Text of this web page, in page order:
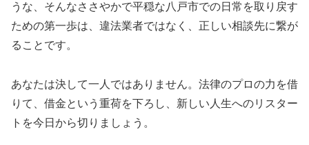
うな、そんなささやかで平穏な八戸市での日常を取り戻す
ための第一歩は、違法業者ではなく、正しい相談先に繋が
ることです。
あなたは決して一人ではありません。法律のプロの力を借
りて、借金という重荷を下ろし、新しい人生へのリスター
トを今日から切りましょう。